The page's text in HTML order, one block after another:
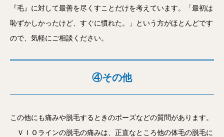
『毛』に対して最善を尽くすことだけを考えています。「最初は
恥ずかしかったけど、すぐに慣れた。」という方がほとんどです
ので、気軽にご相談ください。
④その他
この他にも痛みや脱毛するときのポーズなどの質問があります。
ＶＩＯラインの脱毛の痛みは、正直なところ他の体毛の脱毛に